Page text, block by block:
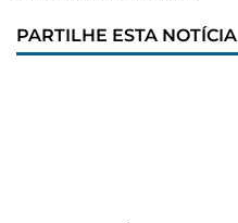
PARTILHE ESTA NOTÍCIA